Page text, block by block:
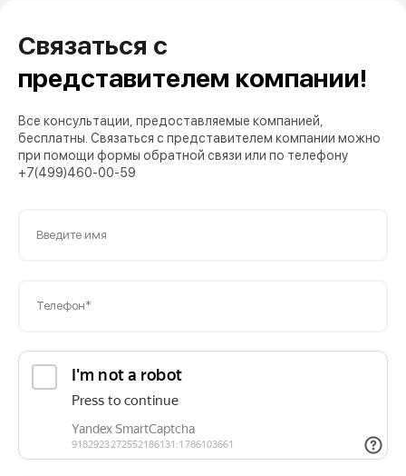
Связаться с
представителем компании!
Все консультации, предоставляемые компанией,
бесплатны. Связаться с представителем компании можно
при помощи формы обратной связи или по телефону
+7(499)460-00-59
Введите имя
Телефон*